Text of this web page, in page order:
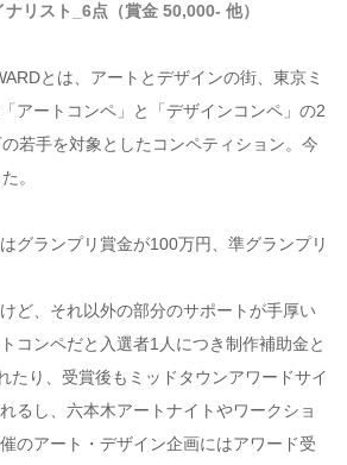
リスト_6点（賞金 50,000- 他）
とは、アートとデザインの街、東京ミ
アートコンペ」と「デザインコンペ」の2
若手を対象としたコンペティション。今
。
グランプリ賞金が100万円、準グランプリ
ど、それ以外の部分のサポートが手厚い
コンペだと入選者1人につき制作補助金と
たり、受賞後もミッドタウンアワードサイ
るし、六本木アートナイトやワークショ
のアート・デザイン企画にはアワード受